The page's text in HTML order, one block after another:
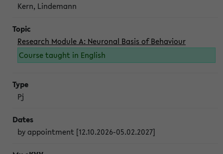
Kern, Lindemann
Research Module A: Neuronal Basis of Behaviour
Course taught in English
Pj
by appointment [12.10.2026-05.02.2027]